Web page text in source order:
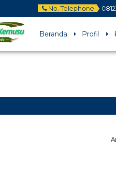
No. Telephone
Beranda Profil